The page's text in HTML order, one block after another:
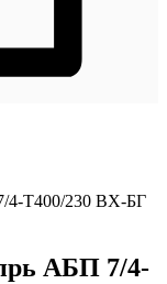
4-Т400/230 ВХ-БГ
АБП 7/4-